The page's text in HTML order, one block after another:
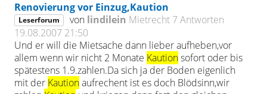
Renovierung vor Einzug,Kaution
Leserforum von lindilein Mietrecht 7 Antworten
19.08.2007 21:50
Und er will die Mietsache dann lieber aufheben,vor
allem wenn wir nicht 2 Monate Kautionsofort oder bis
spätestens 1.9.zahlen.Da sich ja der Boden eigenlich
mit der Kautionaufrechent ist es doch Blödsinn,wir